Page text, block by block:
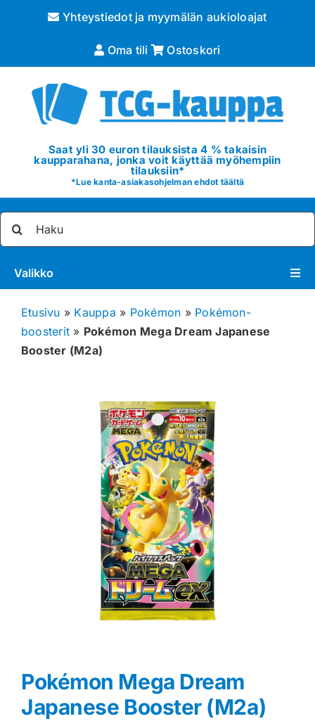
Yhteystiedot ja myymälän aukioloajat
Oma tili Ostoskori
Saat yli 30 euron tilauksista 4 % takaisin
kaupparahana, jonka voit käyttää myöhempiin
tilauksiin*
*Lue kanta-asiakasohjelman ehdot täältä
Valikko
Pokémon
Greidauspalvelu
Etusivu » Kauppa » Pokémon » Pokémon-
boosterit » Pokémon Mega Dream Japanese
Booster (M2a)
Pokémon Mega Dream
Japanese Booster (M2a)